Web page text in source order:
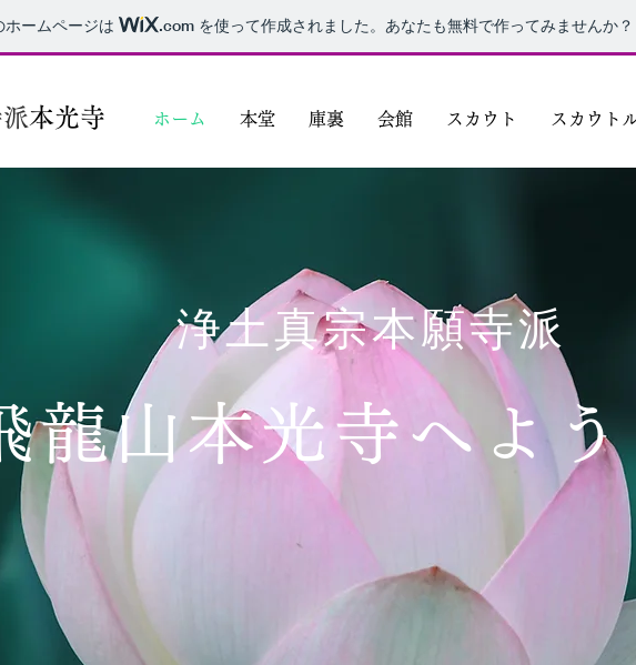
ホームページは .com を使って作成されました。あなたも無料で作ってみませんか？
本光寺 ホーム 本堂 庫裏 会館 スカウト スカウト
浄土真宗本願寺派
龍山本光寺へよう